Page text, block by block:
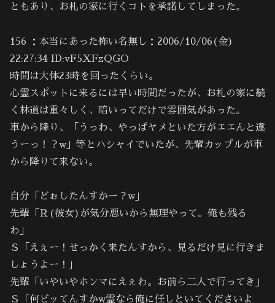
ともあり、お札の家に行くコトを承諾してしまった。
156 ：本当にあった怖い名無し：2006/10/06(金)
22:27:34 ID:vF5XFzQGO
時間は大体23時を回ったくらい。
心霊スポットに来るには早い時間だったが、お札の家に続
く林道は重々しく、暗いってだけで雰囲気があった。
車から降り、「うっわ、やっぱヤメといた方がエエんと違
うーっ！？w」等とハシャイでいたが、先輩カップルが車
から降りて来ない。
自分「どぉしたんすかー？w」
先輩「Ｒ(彼女)が気分悪いから無理やって。俺も残る
わ」
Ｓ「えぇー！せっかく来たんすから、見るだけ見に行きま
しょうよー！｣
先輩「いやいやホンマにえぇわ。お前ら二人で行ってき」
Ｓ「何ビッてんすかw霊なら俺に任しといてくださいよ